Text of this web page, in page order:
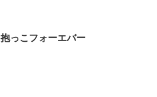
抱っこフォーエバー